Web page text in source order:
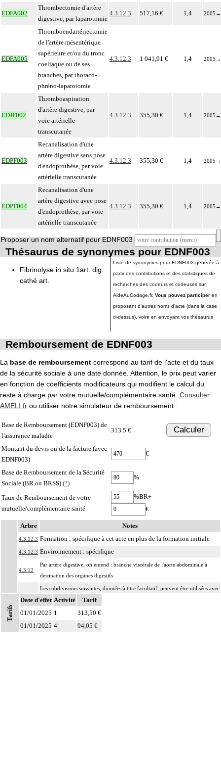
EDFA002
Thrombectomie d'artère
digestive, par laparotomie
4.3.12.3 517,16 € 1,4 2005 →
EDFA005
Thromboendartériectomie
de l'artère mésentérique
supérieure et/ou du tronc
coeliaque ou de ses
branches, par thoraco-
phréno-laparotomie
4.3.12.3 1 041,91 € 1,4 2005 →
EDJF002
Thromboaspiration
d'artère digestive, par
voie artérielle
transcutanée
4.3.12.3 355,30 € 1,4 2005 →
EDPF003
Recanalisation d'une
artère digestive sans pose
d'endoprothèse, par voie
artérielle transcutanée
4.3.12.3 355,30 € 1,4 2005 →
EDPF004
Recanalisation d'une
artère digestive avec pose
d'endoprothèse, par voie
artérielle transcutanée
4.3.12.3 355,30 € 1,4 2005 →
Proposer un nom alternatif pour EDNF003
Thésaurus de synonymes pour EDNF003
Fibrinolyse in situ 1art. dig.
cathé art.
Liste de synonymes pour EDNF003 générée à
partir des contributions et des statistiques de
recherches des codeurs et codeuses sur
AideAuCodage.fr. Vous pouvez participer en
proposant d'autres noms d'acte (dans la case
ci-dessus), voire en envoyant vos thésaurus
Remboursement de EDNF003
La base de remboursement correspond au tarif de l'acte et du taux
de la sécurité sociale à une date donnée. Attention, le prix peut varier
en fonction de coefficients modificateurs qui modifient le calcul du
reste à charge par votre mutuelle/complémentaire santé. Consulter
AMELI.fr ou utiliser notre simulateur de remboursement :
Base de Remboursement (EDNF003) de
l'assurance maladie
313.5 € Calculer
Montant du devis ou de la facture (avec
EDNF003)
€
Base de Remboursement de la Sécurité
Sociale (BR ou BRSS) (?)
%
Taux de Remboursement de votre
mutuelle/complémentaire santé
%BR+
€
Arbre Notes
4.3.12.3 Formation : spécifique à cet acte en plus de la formation initiale
4.3.12.3 Environnement : spécifique
4.3.12
Par artère digestive, on entend : branche viscérale de l'aorte abdominale à
destination des organes digestifs.
Les subdivisions suivantes, données à titre facultatif, peuvent être utilisées avec
les codes marqués d'un symbole distinctif pour préciser la topographie
artérielle abdominale :
Tarifs
Date d'effet Activité
Tarif
01/01/2025 1
313,50 €
01/01/2025 4 94,05 €